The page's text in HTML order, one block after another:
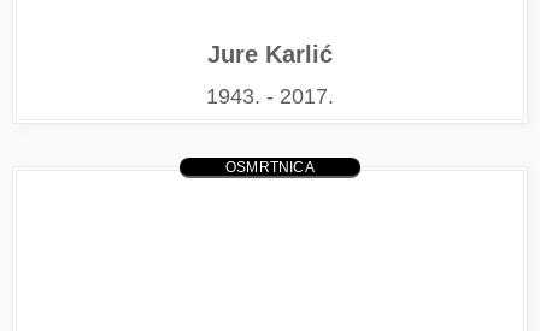
Jure Karlić
1943. - 2017.
OSMRTNICA